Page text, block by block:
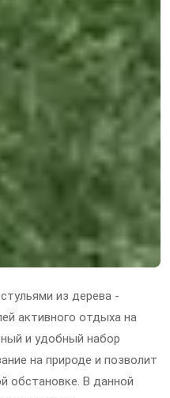
из дерева -
активного отдыха на
и удобный набор
на природе и позволит
обстановке. В данной